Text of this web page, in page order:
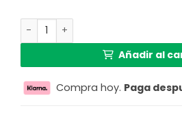
Lámpara de metal perforado
Añadir al
Compra hoy. Paga